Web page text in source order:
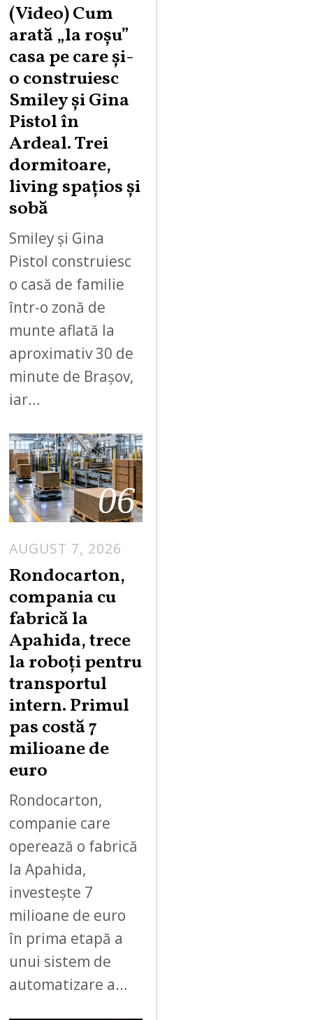
(Video) Cum
arată „la roşu”
casa pe care şi-
o construiesc
Smiley şi Gina
Pistol în
Ardeal. Trei
dormitoare,
living spațios și
sobă
Smiley și Gina
Pistol construiesc
o casă de familie
într-o zonă de
munte aflată la
aproximativ 30 de
minute de Brașov,
iar…
06
AUGUST 7, 2026
G
T
7
2
Rondocarton,
compania cu
fabrică la
Apahida, trece
la roboți pentru
transportul
intern. Primul
pas costă 7
milioane de
euro
Rondocarton,
companie care
operează o fabrică
la Apahida,
investește 7
milioane de euro
în prima etapă a
unui sistem de
automatizare a…